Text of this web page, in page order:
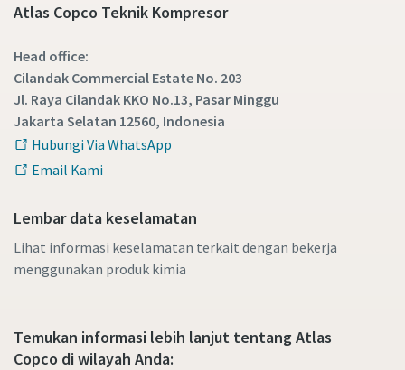
Atlas Copco Teknik Kompresor
Head office:
Cilandak Commercial Estate No. 203
Jl. Raya Cilandak KKO No.13, Pasar Minggu
Jakarta Selatan 12560, Indonesia
Hubungi Via WhatsApp
Email Kami
Lembar data keselamatan
Lihat informasi keselamatan terkait dengan bekerja
menggunakan produk kimia
Temukan informasi lebih lanjut tentang Atlas
Copco di wilayah Anda: